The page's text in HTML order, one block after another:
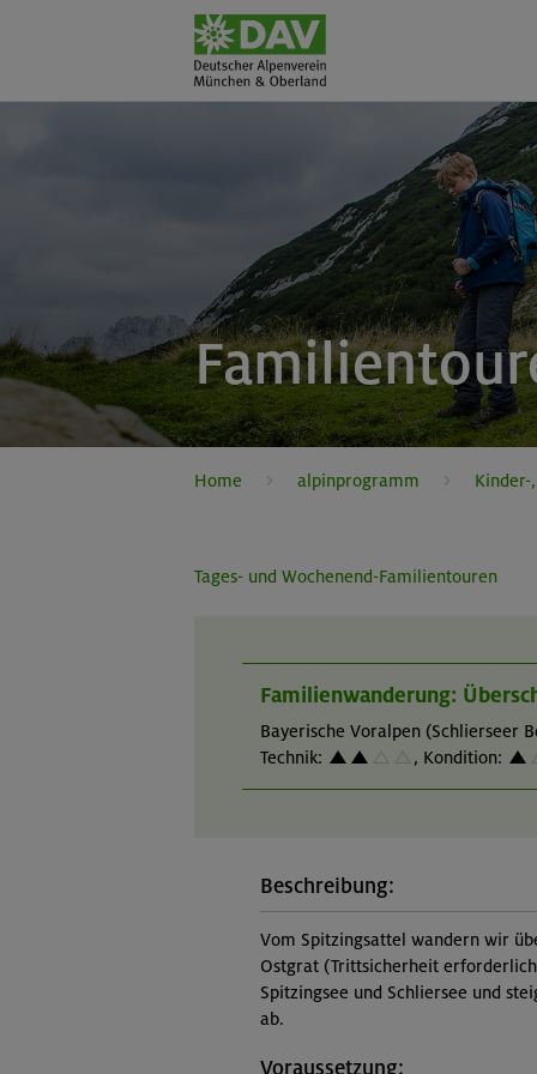
Home alpinprogramm Kinder-
Tages- und Wochenend-Familientouren
Familienwanderung:
Bayerische Voralpen (Schlierseer
Technik:
, Kondition:
Beschreibung:
Vom Spitzingsattel wandern wir
Ostgrat (Trittsicherheit
Spitzingsee und Schliersee und
ab.